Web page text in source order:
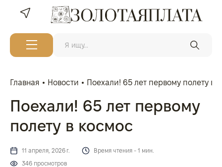
Главная Новости Поехали! 65 лет первому полету в
Поехали! 65 лет первому
полету в космос
11 апреля, 2026 г.
Время чтения - 1 мин.
346 просмотров